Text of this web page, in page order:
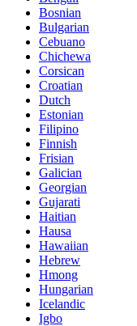
Bosnian
Bulgarian
Cebuano
Chichewa
Corsican
Croatian
Dutch
Estonian
Filipino
Finnish
Frisian
Galician
Georgian
Gujarati
Haitian
Hausa
Hawaiian
Hebrew
Hmong
Hungarian
Icelandic
Igbo